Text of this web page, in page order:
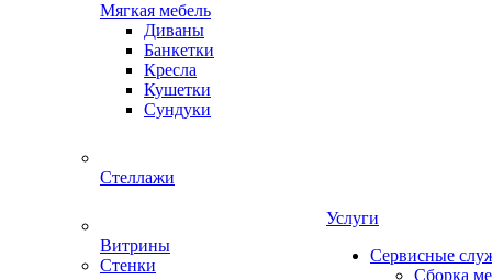
Мягкая мебель
Диваны
Банкетки
Кресла
Кушетки
Сундуки
Стеллажи
Витрины
Стенки
Услуги
Сервисные
Сборка